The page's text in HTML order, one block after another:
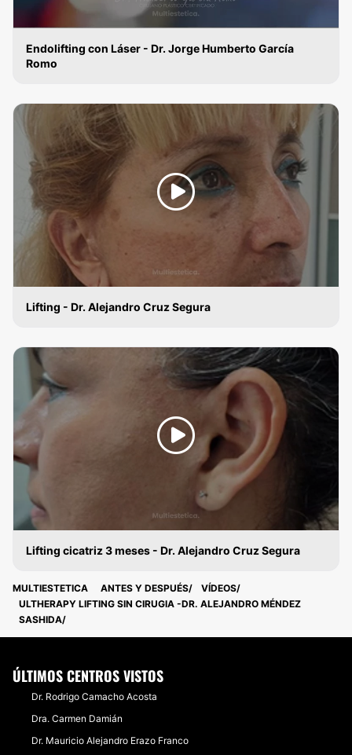
Endolifting con Láser - Dr. Jorge Humberto García
Romo
Lifting - Dr. Alejandro Cruz Segura
Lifting cicatriz 3 meses - Dr. Alejandro Cruz Segura
MULTIESTETICA ANTES Y DESPUÉS
VÍDEOS
ULTHERAPY LIFTING SIN CIRUGIA -DR. ALEJANDRO MÉNDEZ
SASHIDA
ÚLTIMOS CENTROS VISTOS
Dr. Rodrigo Camacho Acosta
Dra. Carmen Damián
Dr. Mauricio Alejandro Erazo Franco